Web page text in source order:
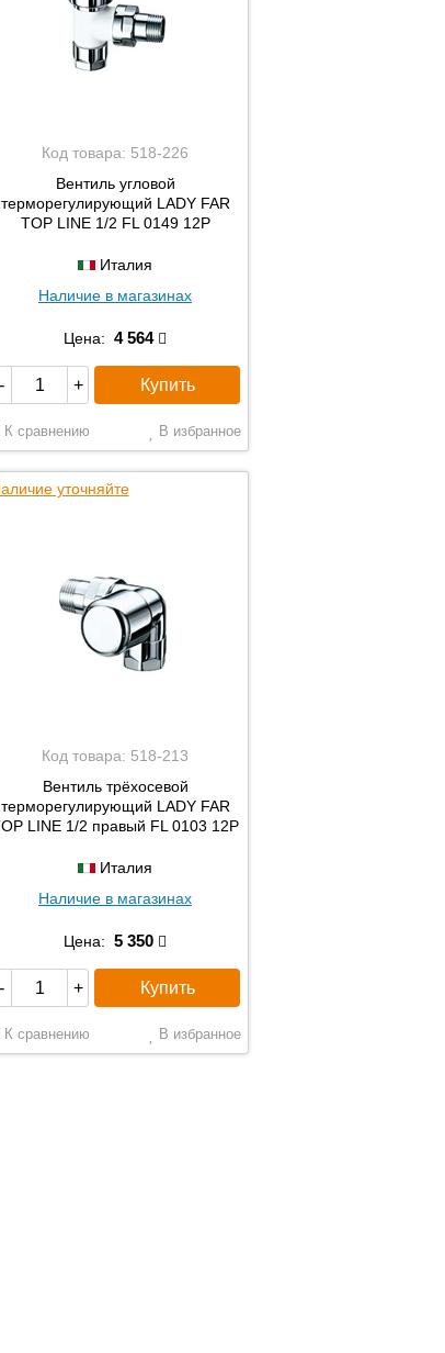
Код товара: 518-226
Вентиль угловой
терморегулирующий LADY FAR
TOP LINE 1/2 FL 0149 12P
Италия
Наличие в магазинах
Цена: 4 564
- + Купить
К сравнению В избранное
уточняйте
Код товара: 518-213
Вентиль трёхосевой
терморегулирующий LADY FAR
LINE 1/2 правый FL 0103 12P
Италия
Наличие в магазинах
Цена: 5 350
- + Купить
К сравнению В избранное